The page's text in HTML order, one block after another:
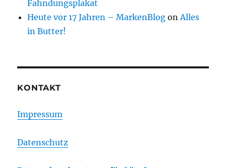
Fahndungsplakat
Heute vor 17 Jahren – MarkenBlog onAlles
in Butter!
KONTAKT
Impressum
Datenschutz